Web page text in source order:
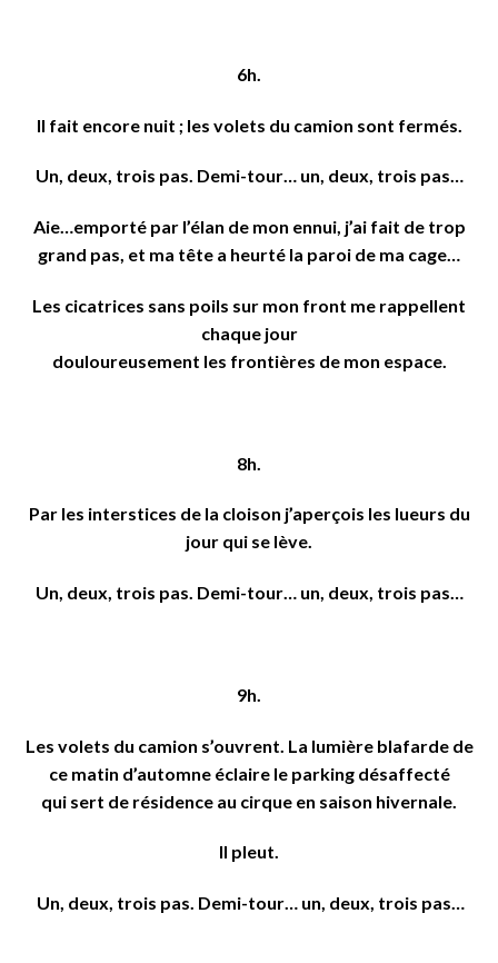
6h.
Il fait encore nuit ; les volets du camion sont fermés.
Un, deux, trois pas. Demi-tour… un, deux, trois pas…
Aie…emporté par l’élan de mon ennui, j’ai fait de trop
grand pas, et ma tête a heurté la paroi de ma cage…
Les cicatrices sans poils sur mon front me rappellent
chaque jour
douloureusement les frontières de mon espace.
8h.
Par les interstices de la cloison j’aperçois les lueurs du
jour qui se lève.
Un, deux, trois pas. Demi-tour… un, deux, trois pas…
9h.
Les volets du camion s’ouvrent. La lumière blafarde de
ce matin d’automne éclaire le parking désaffecté
qui sert de résidence au cirque en saison hivernale.
Il pleut.
Un, deux, trois pas. Demi-tour… un, deux, trois pas…